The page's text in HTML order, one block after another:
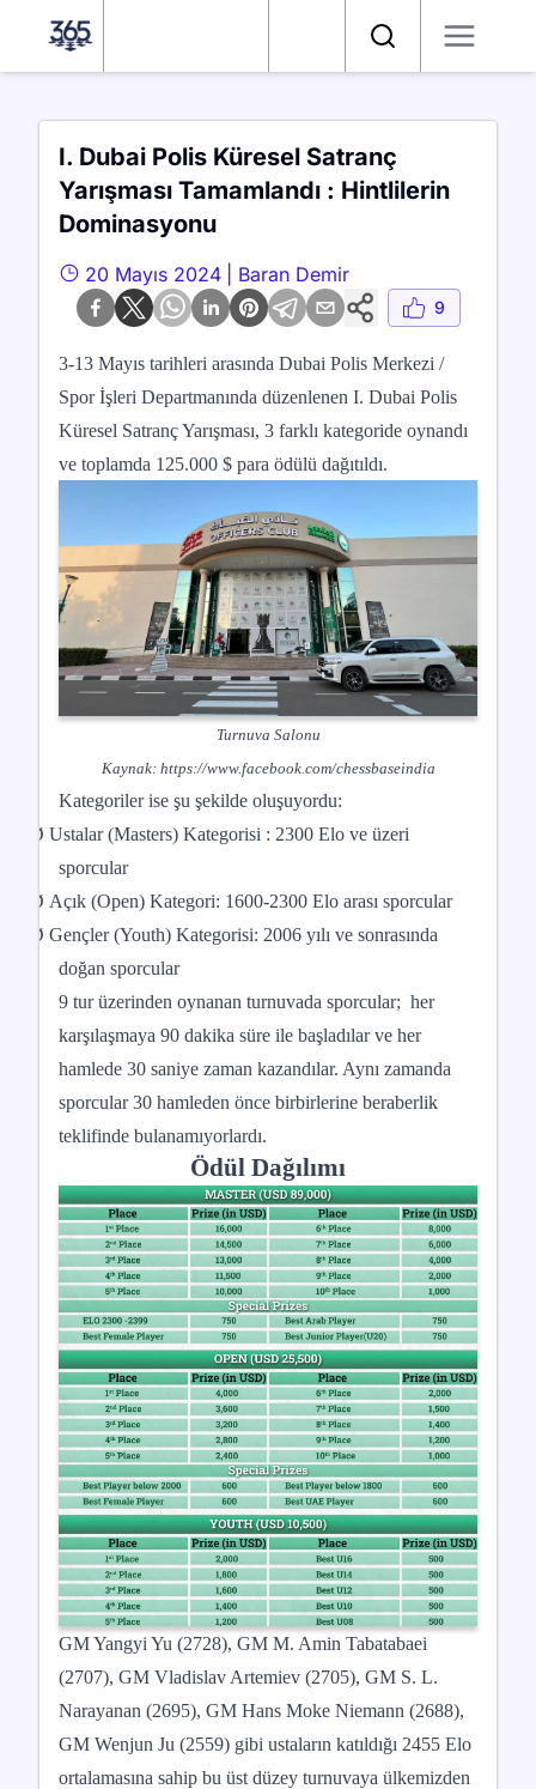
Arama
I. Dubai Polis Küresel Satranç
Yarışması Tamamlandı : Hintlilerin
Dominasyonu
20 Mayıs 2024 Baran Demir
9
3-13 Mayıs tarihleri arasında Dubai Polis Merkezi /
Spor İşleri Departmanında düzenlenen I. Dubai Polis
Küresel Satranç Yarışması, 3 farklı kategoride oynandı
ve toplamda 125.000 $ para ödülü dağıtıldı.
Turnuva Salonu
Kaynak: https://www.facebook.com/chessbaseindia
Kategoriler ise şu şekilde oluşuyordu:
Ø Ustalar (Masters) Kategorisi : 2300 Elo ve üzeri
sporcular
Ø Açık (Open) Kategori: 1600-2300 Elo arası sporcular
Ø Gençler (Youth) Kategorisi: 2006 yılı ve sonrasında
doğan sporcular
9 tur üzerinden oynanan turnuvada sporcular; her
karşılaşmaya 90 dakika süre ile başladılar ve her
hamlede 30 saniye zaman kazandılar. Aynı zamanda
sporcular 30 hamleden önce birbirlerine beraberlik
teklifinde bulanamıyorlardı.
Ödül Dağılımı
GM Yangyi Yu (2728), GM M. Amin Tabatabaei
(2707), GM Vladislav Artemiev (2705), GM S. L.
Narayanan (2695), GM Hans Moke Niemann (2688),
GM Wenjun Ju (2559) gibi ustaların katıldığı 2455 Elo
ortalamasına sahip bu üst düzey turnuvaya ülkemizden